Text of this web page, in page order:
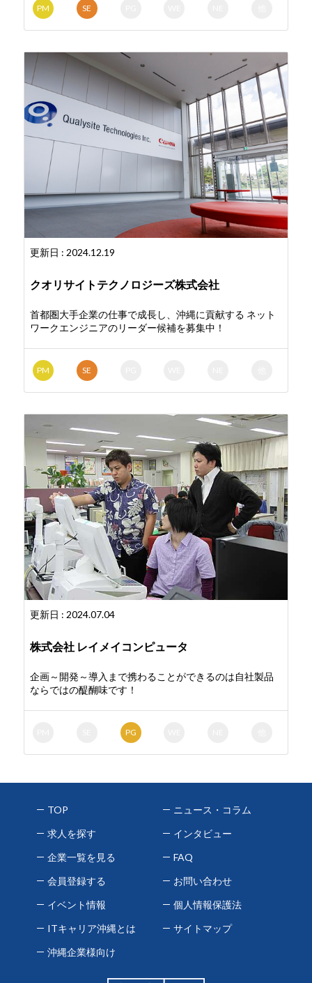
PM SE
更新日 : 2024.12.19
クオリサイトテクノロジーズ株式会社
首都圏大手企業の仕事で成長し、沖縄に貢献する ネット
ワークエンジニアのリーダー候補を募集中！
PM SE
更新日 : 2024.07.04
株式会社 レイメイコンピュータ
企画～開発～導入まで携わることができるのは自社製品
ならではの醍醐味です！
PG
TOP
求人を探す
企業一覧を見る
会員登録する
イベント情報
ITキャリア沖縄とは
沖縄企業様向け
ニュース・コラム
インタビュー
FAQ
お問い合わせ
個人情報保護法
サイトマップ